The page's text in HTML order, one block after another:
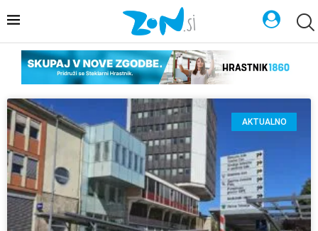
AKTUALNO